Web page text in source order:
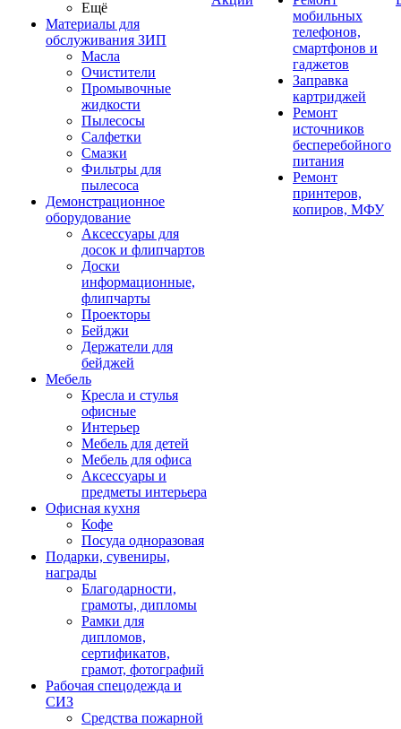
Ещё
Материалы для
обслуживания ЗИП
Масла
Очистители
Промывочные
жидкости
Пылесосы
Салфетки
Смазки
Фильтры для
пылесоса
Демонстрационное
оборудование
Аксессуары для
досок и флипчартов
Доски
информационные,
флипчарты
Проекторы
Бейджи
Держатели для
бейджей
Мебель
Кресла и стулья
офисные
Интерьер
Мебель для детей
Мебель для офиса
Аксессуары и
предметы интерьера
Офисная кухня
Кофе
Посуда одноразовая
Подарки, сувениры,
награды
Благодарности,
грамоты, дипломы
Рамки для
дипломов,
сертификатов,
грамот, фотографий
Рабочая спецодежда и
СИЗ
Средства пожарной
мобильных
телефонов,
смартфонов и
гаджетов
Заправка
картриджей
Ремонт
источников
бесперебойного
питания
Ремонт
принтеров,
копиров, МФУ